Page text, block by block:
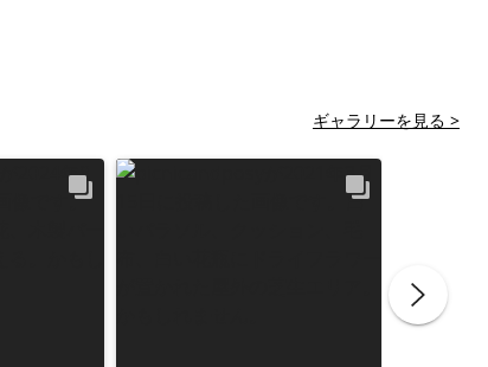
ギャラリーを見る >